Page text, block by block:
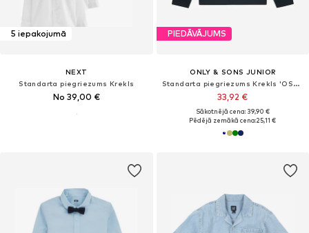
5 iepakojumā
NEXT
Standarta piegriezums Krekls
No 39,00 €
PIEDĀVĀJUMS
ONLY & SONS JUNIOR
Standarta piegriezums Krekls 'OSJNEW KODYL'
33,92 €
Sākotnējā cena: 39,90 €
Pēdējā zemākā cena:25,11 €